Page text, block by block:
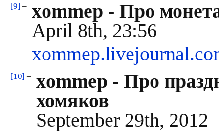
[9] – xommep - Про
April 8th, 23:56
[10] – xommep - Про
хомяков
September 29th, 2012